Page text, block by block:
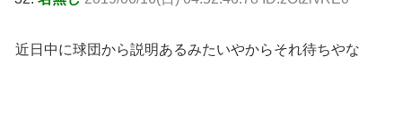
近日中に球団から説明あるみたいやからそれ待ちやな